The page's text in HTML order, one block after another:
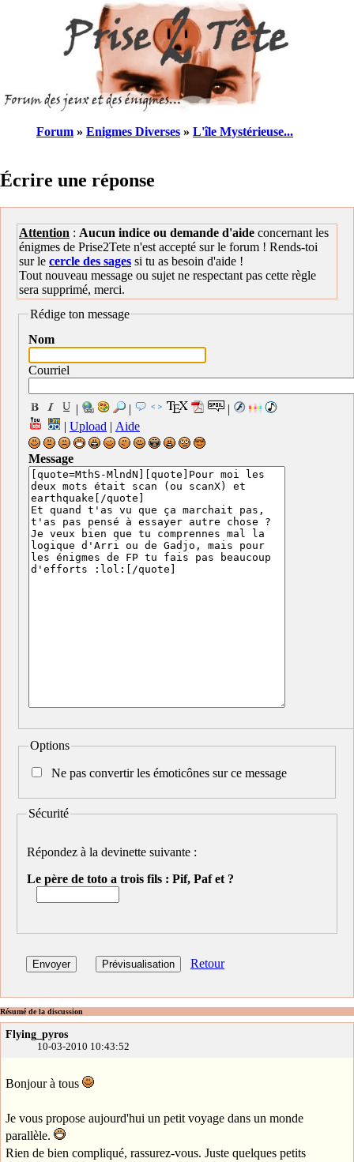
Forum » Enigmes Diverses » L'île Mystérieuse...
Écrire une réponse
Attention : Aucun indice ou demande d'aide concernant les
énigmes de Prise2Tete n'est accepté sur le forum ! Rends-toi
sur le cercle des sages si tu as besoin d'aide !
Tout nouveau message ou sujet ne respectant pas cette règle
sera supprimé, merci.
Rédige ton message
Nom
Courriel
| |
|
| Upload | Aide
Message
Options
Ne pas convertir les émoticônes sur ce message
Sécurité
Répondez à la devinette suivante :
Le père de toto a trois fils : Pif, Paf et ?
Retour
Résumé de la discussion
Flying_pyros
10-03-2010 10:43:52
Bonjour à tous
Je vous propose aujourd'hui un petit voyage dans un monde
parallèle.
Rien de bien compliqué, rassurez-vous. Juste quelques petits